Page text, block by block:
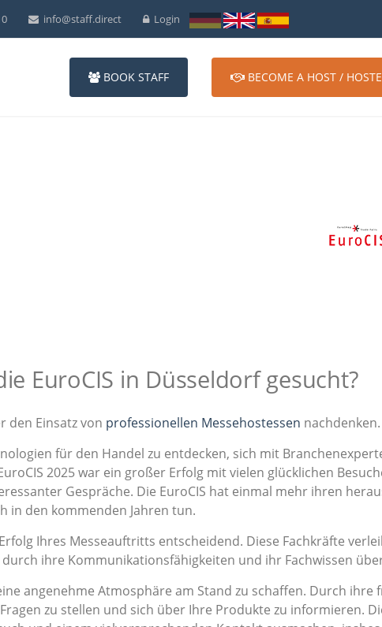
info@staff.direct Login
BOOK STAFF BECOME A HOST /
EuroCIS in Düsseldorf gesucht?
den Einsatz von professionellen Messehostessen nachdenken.
für den Handel zu entdecken, sich mit
2025 war ein großer Erfolg mit vielen glücklichen
Gespräche. Die EuroCIS hat einmal mehr ihren
in den kommenden Jahren tun.
Ihres Messeauftritts entscheidend. Diese Fachkräfte
ihre Kommunikationsfähigkeiten und ihr Fachwissen
angenehme Atmosphäre am Stand zu schaffen. Durch ihre
zu stellen und sich über Ihre Produkte zu informieren.